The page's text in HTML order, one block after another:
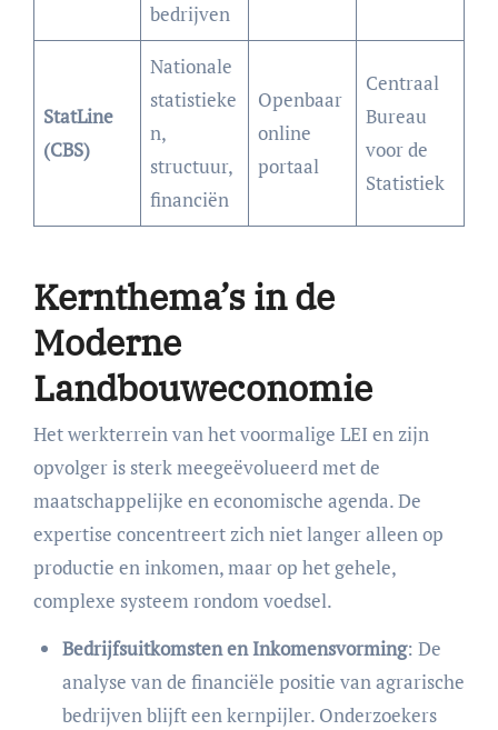
bedrijven
StatLine
(CBS)
Nationale
statistieke
n,
structuur,
financiën
Openbaar
online
portaal
Centraal
Bureau
voor de
Statistiek
Kernthema’s in de
Moderne
Landbouweconomie
Het werkterrein van het voormalige LEI en zijn
opvolger is sterk meegeëvolueerd met de
maatschappelijke en economische agenda. De
expertise concentreert zich niet langer alleen op
productie en inkomen, maar op het gehele,
complexe systeem rondom voedsel.
Bedrijfsuitkomsten en Inkomensvorming: De
analyse van de financiële positie van agrarische
bedrijven blijft een kernpijler. Onderzoekers